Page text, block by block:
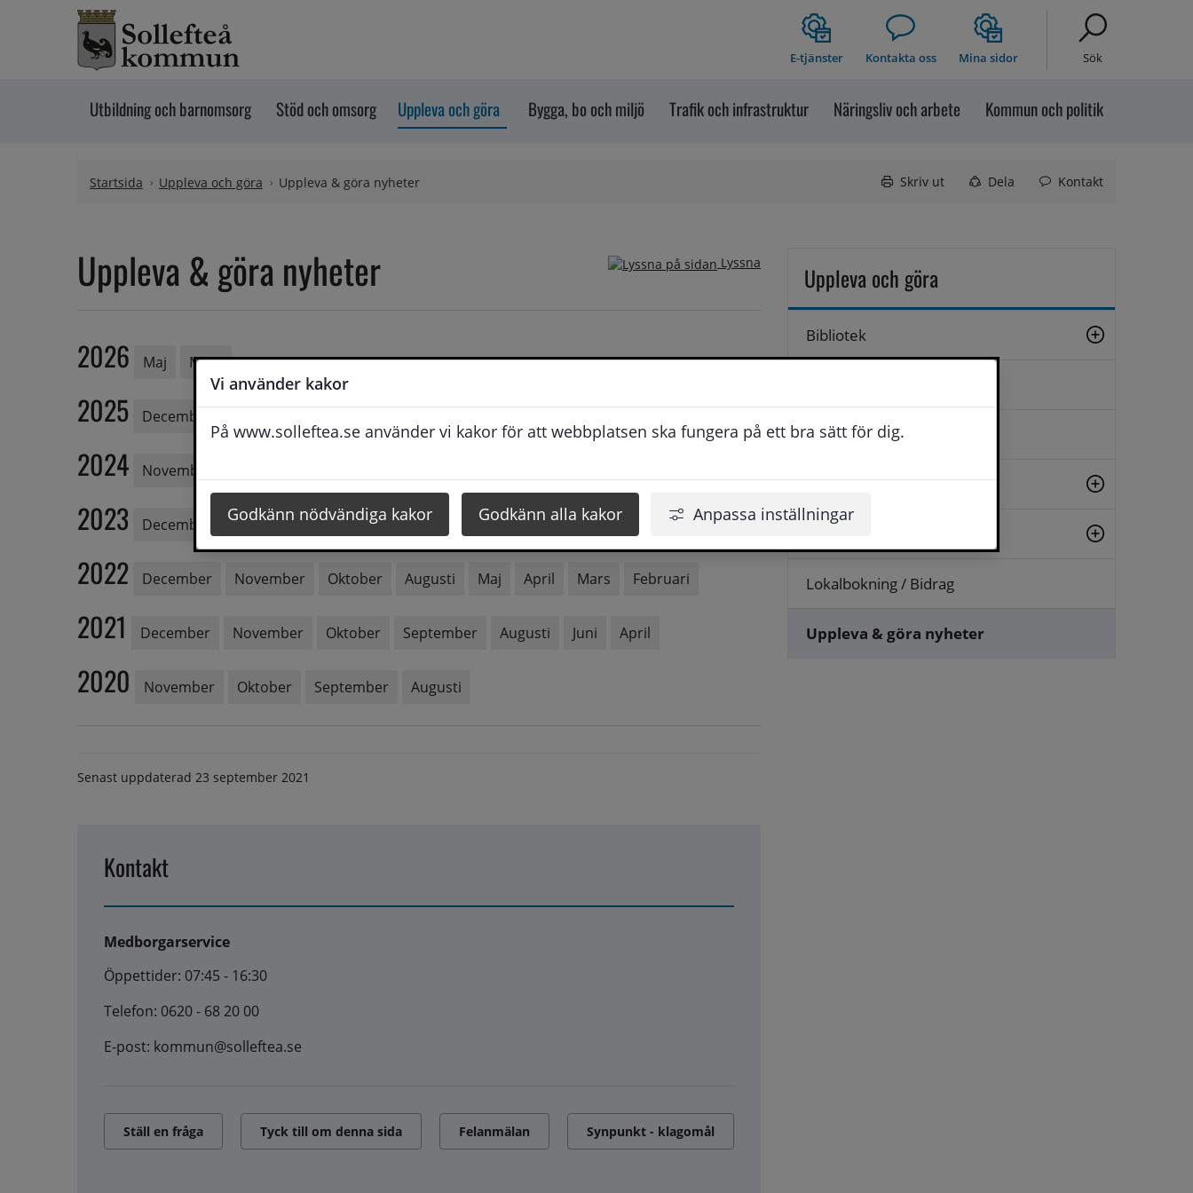
Vi använder kakor
På www.solleftea.se använder vi kakor för att webbplatsen ska fungera på ett bra sätt för dig.
Godkänn nödvändiga kakor Godkänn alla kakor Anpassa inställningar
Hoppa till innehåll
E-tjänster Kontakta oss Mina sidor Sök
Utbildning och barnomsorg Stöd och omsorg Uppleva och göra Bygga, bo och miljö Trafik och infrastruktur Näringsliv och arbete Kommun och politik
Startsida Uppleva och göra Uppleva & göra nyheter Skriv ut Dela Kontakt
Lyssna
Uppleva & göra nyheter
2026 Maj Mars
2025 December
2024 November
2023 December Oktober Augusti
2022 December November Oktober Augusti Maj April Mars Februari
2021 December November Oktober September Augusti Juni April
2020 November Oktober September Augusti
Senast uppdaterad 23 september 2021
Kontakt
Medborgarservice
Öppettider: 07:45 - 16:30
Telefon: 0620 - 68 20 00
E-post: kommun@solleftea.se
Ställ en fråga Tyck till om denna sida Felanmälan Synpunkt - klagomål
Uppleva och göra
Bibliotek
Evenemang
Fritid
Lokalbokning / Bidrag
Uppleva & göra nyheter